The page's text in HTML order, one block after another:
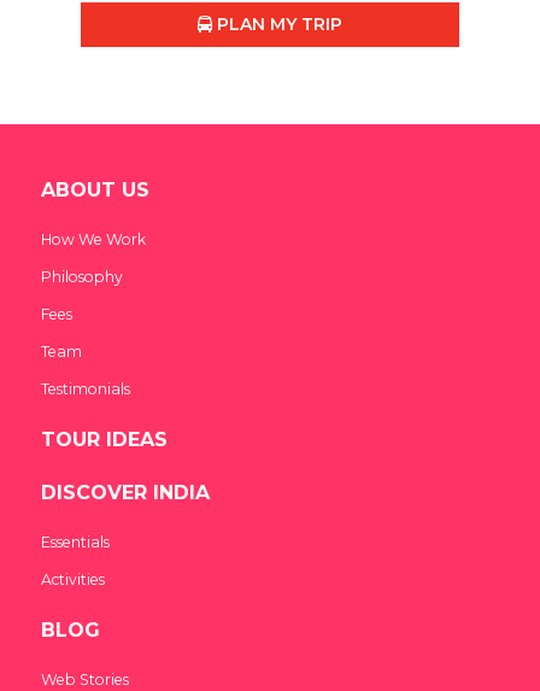
PLAN MY TRIP
ABOUT US
How We Work
Philosophy
Fees
Team
Testimonials
TOUR IDEAS
DISCOVER INDIA
Essentials
Activities
BLOG
Web Stories